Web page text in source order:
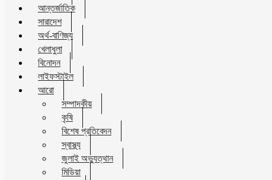
আন্তর্জাতিক
সারাদেশ
অর্থ-বাণিজ্য
খেলাধুলা
বিনোদন
লাইফস্টাইল
আরো
সম্পাদকীয়
কৃষি
বিশেষ প্রতিবেদন
স্বাস্থ্য
জুলাই অভ্যুত্থান
মিডিয়া